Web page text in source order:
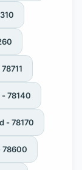
78140
- 78170
78600